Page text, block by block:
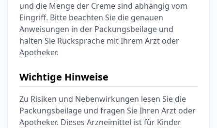
und die Menge der Creme sind abhängig vom
Eingriff. Bitte beachten Sie die genauen
Anweisungen in der Packungsbeilage und
halten Sie Rücksprache mit Ihrem Arzt oder
Apotheker.
Wichtige Hinweise
Zu Risiken und Nebenwirkungen lesen Sie die
Packungsbeilage und fragen Sie Ihren Arzt oder
Apotheker. Dieses Arzneimittel ist für Kinder